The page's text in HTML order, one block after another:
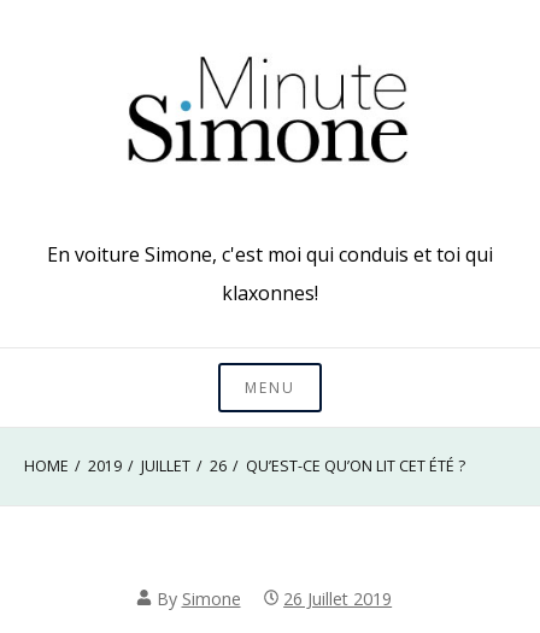
En voiture Simone, c'est moi qui conduis et toi qui
klaxonnes!
MENU
HOME 2019 JUILLET 26 QU’EST-CE QU’ON LIT CET ÉTÉ ?
By Simone 26 Juillet 2019